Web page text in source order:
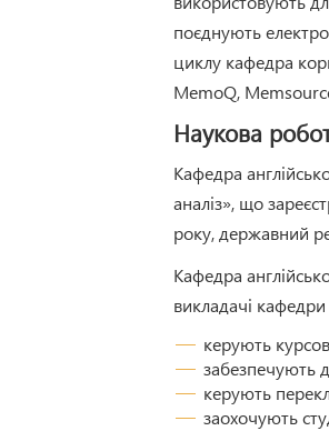
поєднують
циклу кафедра
MemoQ,
Наукова
Кафедра
аналіз», що
року, державний
Кафедра
викладачі
керують
забезпечують
керують
заохочують